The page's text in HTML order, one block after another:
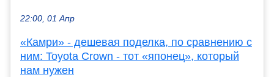
22:00, 01 Апр
«Камри» - дешевая поделка, по сравнению с
ним: Toyota Crown - тот «японец», который
нам нужен